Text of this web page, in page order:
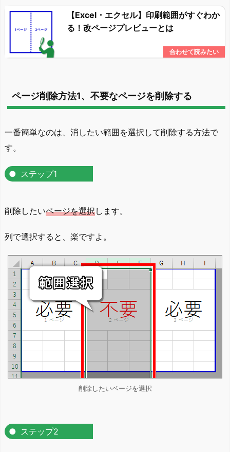
【Excel・エクセル】印刷範囲がすぐわか
る！改ページプレビューとは
ページ削除方法1、不要なページを削除する
一番簡単なのは、消したい範囲を選択して削除する方法で
す。
ステップ1
削除したいページを選択します。
列で選択すると、楽ですよ。
削除したいページを選択
ステップ2